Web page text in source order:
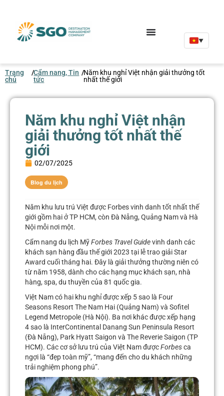
▼
Trang
chủ
/Cẩm nang, Tin
tức
/Năm khu nghỉ Việt nhận giải thưởng tốt
nhất thế giới
Năm khu nghỉ Việt nhận
giải thưởng tốt nhất thế
giới
02/07/2025
Blog du lịch
Năm khu lưu trú Việt được Forbes vinh danh tốt nhất thế
giới gồm hai ở TP HCM, còn Đà Nẵng, Quảng Nam và Hà
Nội mỗi nơi một.
Cẩm nang du lịch MỹForbes Travel Guidevinh danh các
khách sạn hàng đầu thế giới 2023 tại lễ trao giải Star
Award cuối tháng hai. Đây là giải thưởng thường niên có
từ năm 1958, dành cho các hạng mục khách sạn, nhà
hàng, spa, du thuyền của 81 quốc gia.
Việt Nam có hai khu nghỉ được xếp 5 sao là Four
Seasons Resort The Nam Hai (Quảng Nam) và Sofitel
Legend Metropole (Hà Nội). Ba nơi khác được xếp hạng
4 sao là InterContinental Danang Sun Peninsula Resort
(Đà Nẵng), Park Hyatt Saigon và The Reverie Saigon (TP
HCM). Các cơ sở lưu trú của Việt Nam đượcForbesca
ngợi là “đẹp toàn mỹ”, “mang đến cho du khách những
trải nghiệm phong phú”.